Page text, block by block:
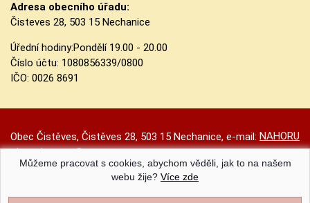
Adresa obecního úřadu:
Čisteves 28, 503 15 Nechanice
Úřední hodiny:Pondělí 19.00 - 20.00
Číslo účtu: 1080856339/0800
IČO: 0026 8691
NAHORU
Obec Čistěves, Čistěves 28, 503 15 Nechanice, e-mail:
obec.cisteves@seznam.cz
Prohlášení o přístupnosti|Původní web|Nastavení cookies
Můžeme pracovat s cookies, abychom věděli, jak to na našem
webu žije? Více zde